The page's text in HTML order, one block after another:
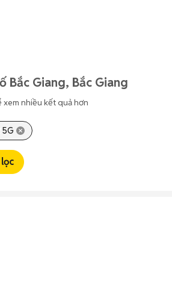
Bắc Giang, Bắc Giang
nhiều kết quả hơn
5G